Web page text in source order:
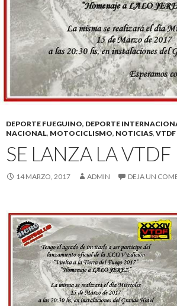
DEPORTE FUEGUINO, DEPORTE
NACIONAL, MOTOCICLISMO, NOTICIAS, VTDF
SE LANZA LA VTDF
14 MARZO, 2017 ADMIN DEJA UN